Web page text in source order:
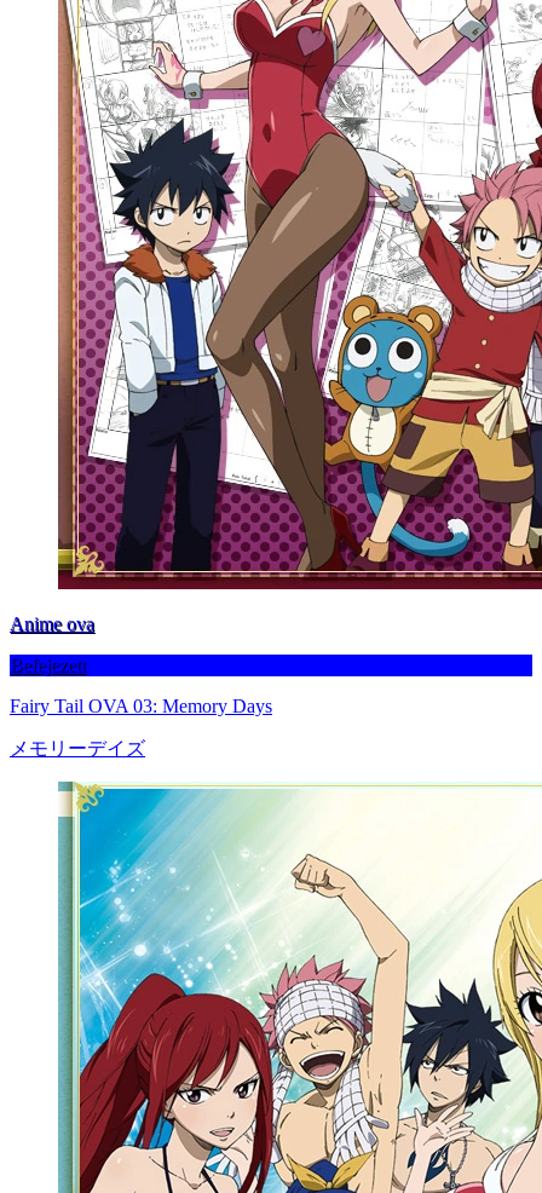
Anime ova
Befejezett
Fairy Tail OVA 03: Memory Days
メモリーデイズ